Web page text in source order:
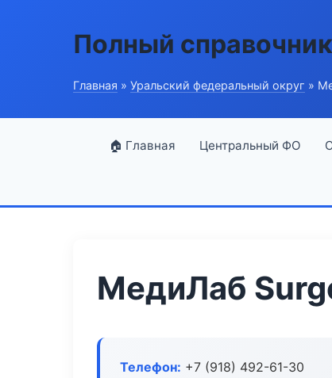
Полный
Главная » Уральский федеральный округ »
🏠 Главная Центральный ФО
МедиЛаб
Телефон: +7 (918) 492-61-30